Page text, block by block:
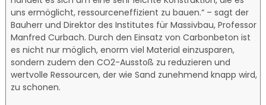
uns ermöglicht, ressourceneffizient zu bauen.“ – sagt der
Bauherr und Direktor des Institutes für Massivbau, Professor
Manfred Curbach. Durch den Einsatz von Carbonbeton ist
es nicht nur möglich, enorm viel Material einzusparen,
sondern zudem den CO2-Ausstoß zu reduzieren und
wertvolle Ressourcen, der wie Sand zunehmend knapp wird,
zu schonen.